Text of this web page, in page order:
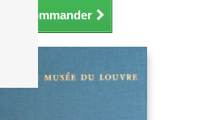
Commander